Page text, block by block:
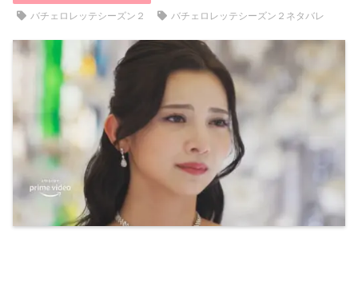
バチェロレッテシーズン２
バチェロレッテシーズン２ネタバレ